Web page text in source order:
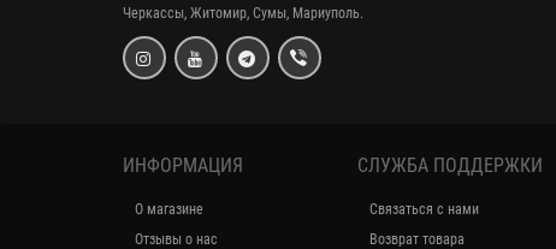
Черкассы, Житомир, Сумы, Мариуполь.
ИНФОРМАЦИЯ
О магазине
Отзывы о нас
СЛУЖБА ПОДДЕРЖКИ
Связаться с нами
Возврат товара